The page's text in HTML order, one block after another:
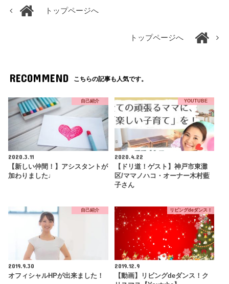
トップページへ
トップページへ
RECOMMEND こちらの記事も人気です。
自己紹介
2020.3.11
【新しい仲間！】アシスタントが
加わりました♩
YOUTUBE
2020.4.22
【ドリ道！ゲスト】神戸市東灘
区/ママノハコ・オーナー木村藍
子さん
自己紹介
2019.9.30
オフィシャルHPが出来ました！
リビングdeダンス！
2019.12.9
【動画】リビングdeダンス！ク